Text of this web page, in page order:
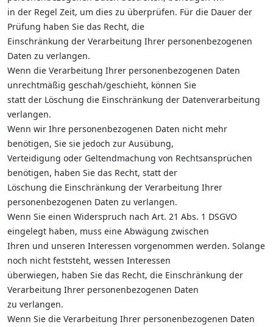
in der Regel Zeit, um dies zu überprüfen. Für die Dauer der
Prüfung haben Sie das Recht, die
Einschränkung der Verarbeitung Ihrer personenbezogenen
Daten zu verlangen.
Wenn die Verarbeitung Ihrer personenbezogenen Daten
unrechtmäßig geschah/geschieht, können Sie
statt der Löschung die Einschränkung der Datenverarbeitung
verlangen.
Wenn wir Ihre personenbezogenen Daten nicht mehr
benötigen, Sie sie jedoch zur Ausübung,
Verteidigung oder Geltendmachung von Rechtsansprüchen
benötigen, haben Sie das Recht, statt der
Löschung die Einschränkung der Verarbeitung Ihrer
personenbezogenen Daten zu verlangen.
Wenn Sie einen Widerspruch nach Art. 21 Abs. 1 DSGVO
eingelegt haben, muss eine Abwägung zwischen
Ihren und unseren Interessen vorgenommen werden. Solange
noch nicht feststeht, wessen Interessen
überwiegen, haben Sie das Recht, die Einschränkung der
Verarbeitung Ihrer personenbezogenen Daten
zu verlangen.
Wenn Sie die Verarbeitung Ihrer personenbezogenen Daten